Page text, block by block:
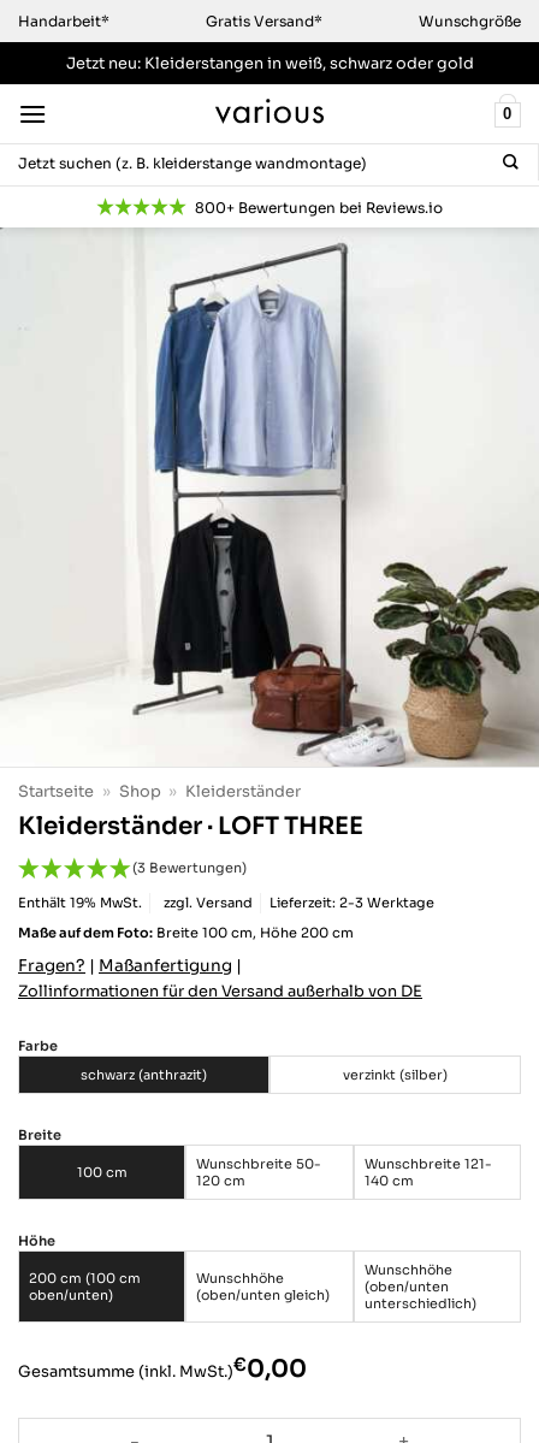
Zum
Inhalt
springen
Handarbeit* Gratis Versand* Wunschgröße
Jetzt neu: Kleiderstangenin weiß, schwarz oder gold
0
Suchen
nach:
800+ Bewertungen bei Reviews.io
Startseite » Shop » Kleiderständer
Kleiderständer · LOFT THREE
(3 Bewertungen)
Enthält 19% MwSt. zzgl. Versand
Lieferzeit: 2-3 Werktage
Maße auf dem Foto: Breite 100 cm, Höhe 200 cm
Fragen? | Maßanfertigung |
Zollinformationen für den Versand außerhalb von DE
Farbe
schwarz (anthrazit)
verzinkt (silber)
Breite
100 cm
Wunschbreite 50-
120 cm
Wunschbreite 121-
140 cm
Höhe
200 cm (100 cm
oben/unten)
Wunschhöhe
(oben/unten gleich)
Wunschhöhe
(oben/unten
unterschiedlich)
Gesamtsumme (inkl. MwSt.)€‎0,00
Kleiderständer · LOFT THREE Menge